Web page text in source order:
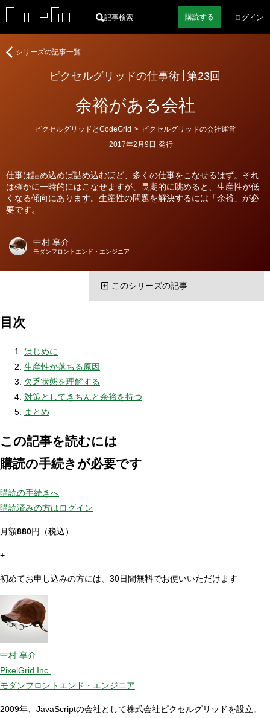
記事検索 購読する ログイン
ピクセルグリッドの仕事術 第23回
余裕がある会社
仕事は詰め込めば詰め込むほど、多くの仕事をこなせるはず。それ
は確かに一時的にはこなせますが、長期的に眺めると、生産性が低
くなる傾向にあります。生産性の問題を解決するには「余裕」が必
要です。
カ
ピクセルグリッドとCodeGrid > ピクセルグリッドの会社運営
2017年2月9日 発行
者
中村 享介
モダンフロントエンド・エンジニア
ピ
事
術
シリーズの記事一覧
このシリーズの記事
目次
はじめに
生産性が落ちる原因
欠乏状態を理解する
対策としてきちんと余裕を持つ
まとめ
この記事を読むには
購読の手続きが必要です
購読の手続きへ
購読済みの方はログイン
月額880円（税込）
+
初めてお申し込みの方には、30日間無料でお使いいただけます
中村 享介
PixelGrid Inc.
モダンフロントエンド・エンジニア
2009年、JavaScriptの会社として株式会社ピクセルグリッドを設立。